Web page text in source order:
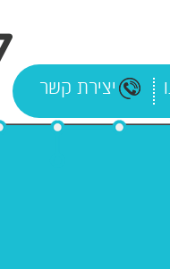
יצירת קשר